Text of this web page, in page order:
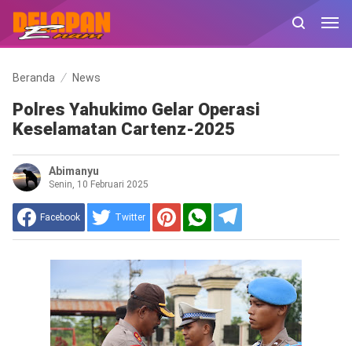
Beranda News
Polres Yahukimo Gelar Operasi
Keselamatan Cartenz-2025
Abimanyu
Senin, 10 Februari 2025
Facebook Twitter